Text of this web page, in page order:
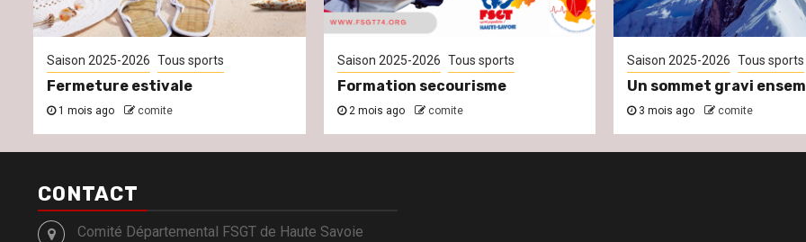
Saison 2025-2026 Tous sports
Fermeture estivale
1 mois ago comite
Saison 2025-2026 Tous sports
Formation secourisme
2 mois ago comite
Saison 2025-2026 Tous sports
Un sommet gravi
3 mois ago comite
CONTACT
Comité Départemental FSGT de Haute Savoie